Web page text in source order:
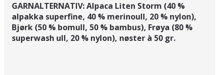
GARNALTERNATIV: Alpaca Liten Storm (40 %
alpakka superfine, 40 % merinoull, 20 % nylon),
Bjørk (50 % bomull, 50 % bambus), Frøya (80 %
superwash ull, 20 % nylon), nøster à 50 gr.